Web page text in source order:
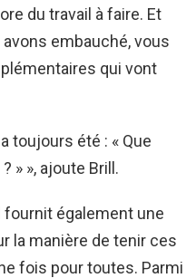
du travail à faire. Et
embauché, vous
qui vont
toujours été : « Que
» », ajoute Brill.
fournit également une
la manière de tenir ces
fois pour toutes. Parmi